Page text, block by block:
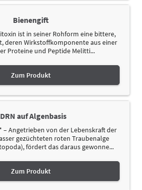
Bienengift
ist in seiner Rohform eine bittere,
deren Wirkstoffkomponente aus einer
Proteine und Peptide Melitti...
Zum Produkt
auf Algenbasis
– Angetrieben von der Lebenskraft der
gezüchteten roten Traubenalge
fördert das daraus gewonne...
Zum Produkt